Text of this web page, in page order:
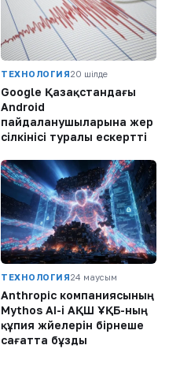
ТЕХНОЛОГИЯ20 шілде
Google Қазақстандағы
Android
пайдаланушыларына жер
сілкінісі туралы ескертті
ТЕХНОЛОГИЯ24 маусым
Anthropic компаниясының
Mythos AI-і АҚШ ҰҚБ-ның
құпия жүйелерін бірнеше
сағатта бұзды